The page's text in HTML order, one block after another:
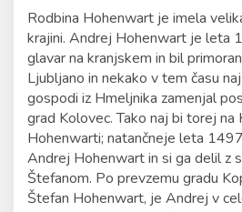
Rodbina Hohenwart je imela
krajini. Andrej Hohenwart je leta
glavar na kranjskem in bil
Ljubljano in nekako v tem času
gospodi iz Hmeljnika zamenjal
grad Kolovec. Tako naj bi torej na
Hohenwarti; natančneje leta
Andrej Hohenwart in si ga delil z
Štefanom. Po prevzemu gradu
Štefan Hohenwart, je Andrej v